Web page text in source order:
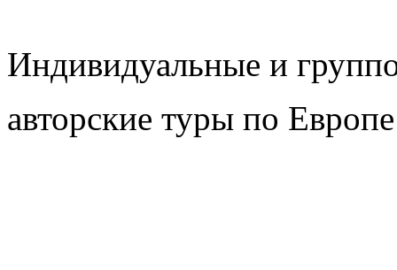
Индивидуальные и
авторские туры по